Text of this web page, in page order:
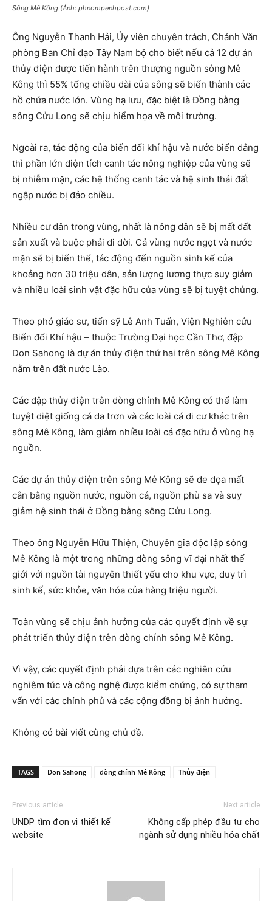
Sông Mê Kông (Ảnh: phnompenhpost.com)
Ông Nguyễn Thanh Hải, Ủy viên chuyên trách, Chánh Văn
phòng Ban Chỉ đạo Tây Nam bộ cho biết nếu cả 12 dự án
thủy điện được tiến hành trên thượng nguồn sông Mê
Kông thì 55% tổng chiều dài của sông sẽ biến thành các
hồ chứa nước lớn. Vùng hạ lưu, đặc biệt là Đồng bằng
sông Cửu Long sẽ chịu hiểm họa về môi trường.
Ngoài ra, tác động của biến đổi khí hậu và nước biển dâng
thì phần lớn diện tích canh tác nông nghiệp của vùng sẽ
bị nhiễm mặn, các hệ thống canh tác và hệ sinh thái đất
ngập nước bị đảo chiều.
Nhiều cư dân trong vùng, nhất là nông dân sẽ bị mất đất
sản xuất và buộc phải di dời. Cả vùng nước ngọt và nước
mặn sẽ bị biến thể, tác động đến nguồn sinh kế của
khoảng hơn 30 triệu dân, sản lượng lương thực suy giảm
và nhiều loài sinh vật đặc hữu của vùng sẽ bị tuyệt chủng.
Theo phó giáo sư, tiến sỹ Lê Anh Tuấn, Viện Nghiên cứu
Biến đổi Khí hậu – thuộc Trường Đại học Cần Thơ, đập
Don Sahong là dự án thủy điện thứ hai trên sông Mê Kông
nằm trên đất nước Lào.
Các đập thủy điện trên dòng chính Mê Kông có thể làm
tuyệt diệt giống cá da trơn và các loài cá di cư khác trên
sông Mê Kông, làm giảm nhiều loài cá đặc hữu ở vùng hạ
nguồn.
Các dự án thủy điện trên sông Mê Kông sẽ đe dọa mất
cân bằng nguồn nước, nguồn cá, nguồn phù sa và suy
giảm hệ sinh thái ở Đồng bằng sông Cửu Long.
Theo ông Nguyễn Hữu Thiện, Chuyên gia độc lập sông
Mê Kông là một trong những dòng sông vĩ đại nhất thế
giới với nguồn tài nguyên thiết yếu cho khu vực, duy trì
sinh kế, sức khỏe, văn hóa của hàng triệu người.
Toàn vùng sẽ chịu ảnh hưởng của các quyết định về sự
phát triển thủy điện trên dòng chính sông Mê Kông.
Vì vậy, các quyết định phải dựa trên các nghiên cứu
nghiêm túc và công nghệ được kiểm chứng, có sự tham
vấn với các chính phủ và các cộng đồng bị ảnh hưởng.
Không có bài viết cùng chủ đề.
TAGS Don Sahong dòng chính Mê Kông Thủy điện
Previous article
UNDP tìm đơn vị thiết kế
website
Next article
Không cấp phép đầu tư cho
ngành sử dụng nhiều hóa chất